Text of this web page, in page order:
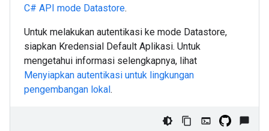
C# API mode Datastore.
Untuk melakukan autentikasi ke mode Datastore,
siapkan Kredensial Default Aplikasi. Untuk
mengetahui informasi selengkapnya, lihat
Menyiapkan autentikasi untuk lingkungan
pengembangan lokal.